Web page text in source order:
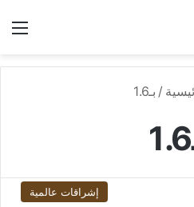
/ بـ1.6
إشراقات عالمية